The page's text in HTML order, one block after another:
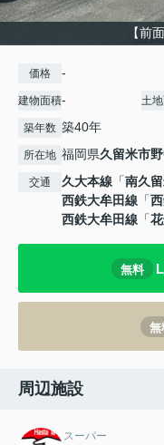
【前
価格 -
建物面積- 土
築年数 築40年
所在地 福岡県久留米市
交通 久大本線 「南久
西鉄大牟田線 「
西鉄大牟田線 「
無料
無
周辺施設
スーパー